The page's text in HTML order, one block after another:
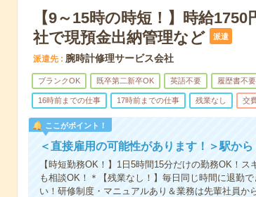
【9～15時の時短！】時給
社で現預金出納管理など
派遣
派遣先 腕時計修理サービス会社
ブランクOK 既卒第二新卒OK 英語不要 履歴書不要
16時前までの仕事 17時前までの仕事 残業なし 交
ここがポイント！
＜直接雇用の可能性があります！＞駅か
【時短勤務OK！】1日5時間15分だけの勤務OK！
も相談OK！＊【残業なし！】毎日同じ時間に退勤
い！研修制度・マニュアルあり＆業務は先輩社員